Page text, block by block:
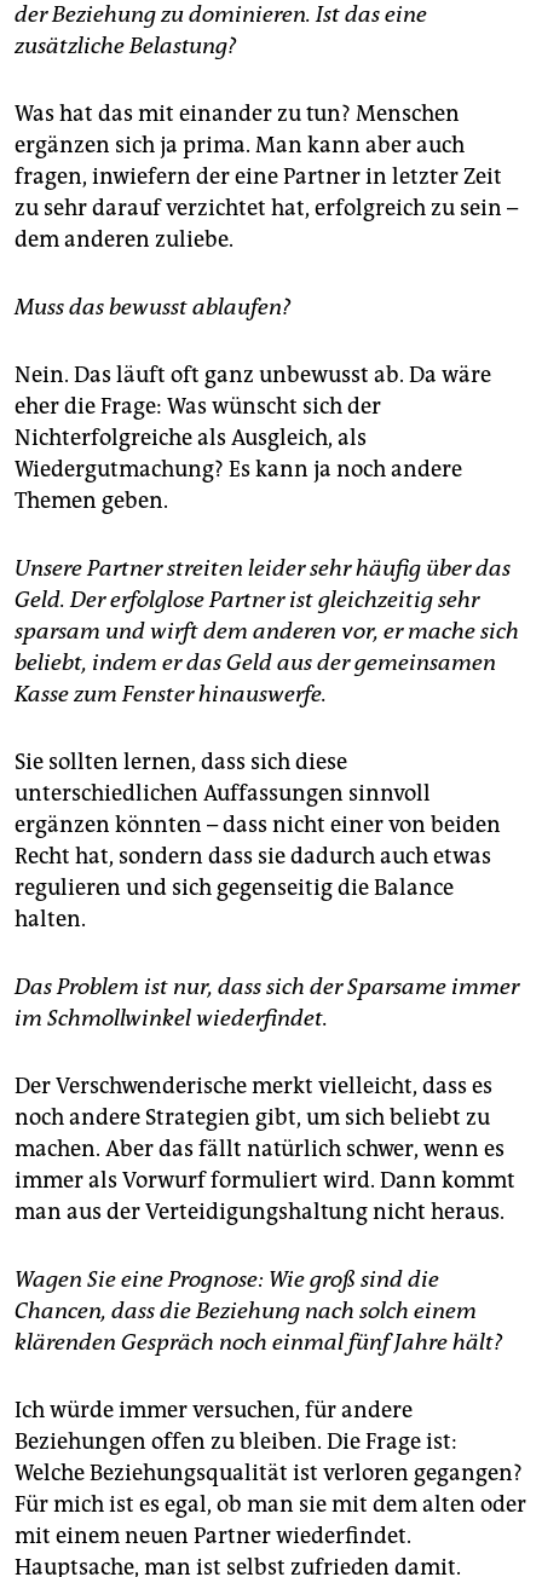
der Beziehung zu dominieren. Ist das eine
zusätzliche Belastung?
Was hat das mit einander zu tun? Menschen
ergänzen sich ja prima. Man kann aber auch
fragen, inwiefern der eine Partner in letzter Zeit
zu sehr darauf verzichtet hat, erfolgreich zu sein –
dem anderen zuliebe.
Muss das bewusst ablaufen?
Nein. Das läuft oft ganz unbewusst ab. Da wäre
eher die Frage: Was wünscht sich der
Nichterfolgreiche als Ausgleich, als
Wiedergutmachung? Es kann ja noch andere
Themen geben.
Unsere Partner streiten leider sehr häufig über das
Geld. Der erfolglose Partner ist gleichzeitig sehr
sparsam und wirft dem anderen vor, er mache sich
beliebt, indem er das Geld aus der gemeinsamen
Kasse zum Fenster hinauswerfe.
Sie sollten lernen, dass sich diese
unterschiedlichen Auffassungen sinnvoll
ergänzen könnten – dass nicht einer von beiden
Recht hat, sondern dass sie dadurch auch etwas
regulieren und sich gegenseitig die Balance
halten.
Das Problem ist nur, dass sich der Sparsame immer
im Schmollwinkel wiederfindet.
Der Verschwenderische merkt vielleicht, dass es
noch andere Strategien gibt, um sich beliebt zu
machen. Aber das fällt natürlich schwer, wenn es
immer als Vorwurf formuliert wird. Dann kommt
man aus der Verteidigungshaltung nicht heraus.
Wagen Sie eine Prognose: Wie groß sind die
Chancen, dass die Beziehung nach solch einem
klärenden Gespräch noch einmal fünf Jahre hält?
Ich würde immer versuchen, für andere
Beziehungen offen zu bleiben. Die Frage ist:
Welche Beziehungsqualität ist verloren gegangen?
Für mich ist es egal, ob man sie mit dem alten oder
mit einem neuen Partner wiederfindet.
Hauptsache, man ist selbst zufrieden damit.